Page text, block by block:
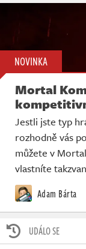
UDÁLO SE
NOVINKA
Mortal
Jestli jste typ
rozhodně vás
můžete v
vlastníte
Adam Bárta